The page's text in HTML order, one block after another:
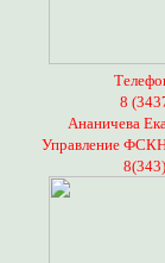
8
Ананичева
Управление